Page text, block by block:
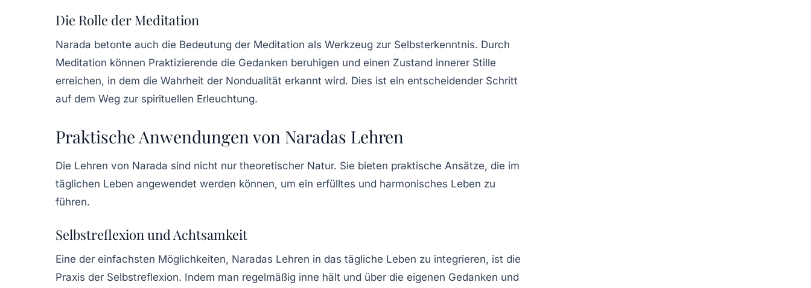
Die Rolle der Meditation
Narada betonte auch die Bedeutung der Meditation als Werkzeug zur Selbsterkenntnis. Durch
Meditation können Praktizierende die Gedanken beruhigen und einen Zustand innerer Stille
erreichen, in dem die Wahrheit der Nondualität erkannt wird. Dies ist ein entscheidender Schritt
auf dem Weg zur spirituellen Erleuchtung.
Praktische Anwendungen von Naradas Lehren
Die Lehren von Narada sind nicht nur theoretischer Natur. Sie bieten praktische Ansätze, die im
täglichen Leben angewendet werden können, um ein erfülltes und harmonisches Leben zu
führen.
Selbstreflexion und Achtsamkeit
Eine der einfachsten Möglichkeiten, Naradas Lehren in das tägliche Leben zu integrieren, ist die
Praxis der Selbstreflexion. Indem man regelmäßig inne hält und über die eigenen Gedanken und